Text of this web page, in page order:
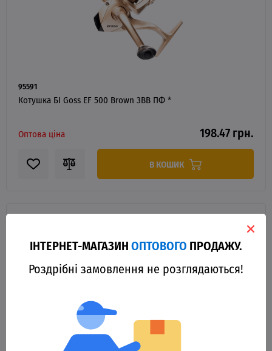
95591
Котушка БІ Goss EF 500 Brown 3BB ПФ *
Оптова ціна 198.47 грн.
В КОШИК
ІНТЕРНЕТ-МАГАЗИНОПТОВОГО ПРОДАЖУ.
Роздрібні замовлення не розглядаються!